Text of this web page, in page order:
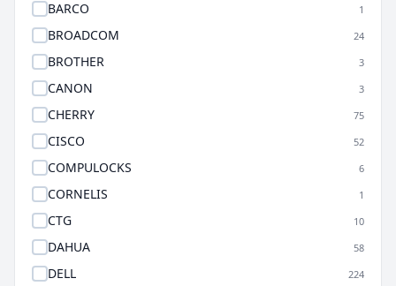
BARCO 1
BROADCOM 24
BROTHER 3
CANON 3
CHERRY 75
CISCO 52
COMPULOCKS 6
CORNELIS 1
CTG 10
DAHUA 58
DELL 224